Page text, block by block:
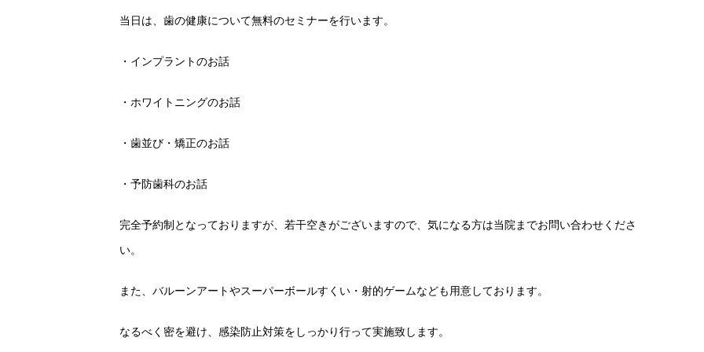
当日は、歯の健康について無料のセミナーを行います。
・インプラントのお話
・ホワイトニングのお話
・歯並び・矯正のお話
・予防歯科のお話
完全予約制となっておりますが、若干空きがございますので、気になる方は当院までお問い合わせくださ
い。
また、バルーンアートやスーパーボールすくい・射的ゲームなども用意しております。
なるべく密を避け、感染防止対策をしっかり行って実施致します。